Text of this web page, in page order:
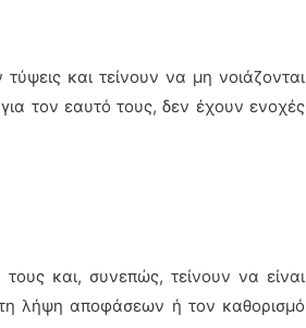
και τείνουν να μη νοιάζονται
τον εαυτό τους, δεν έχουν ενοχές
και, συνεπώς, τείνουν να είναι
τη λήψη αποφάσεων ή τον καθορισμό